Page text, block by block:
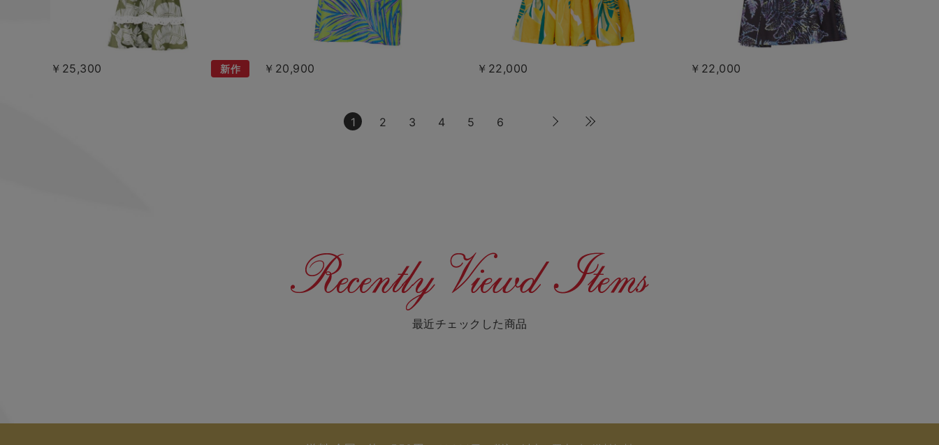
￥25,300 新作 ￥20,900 ￥22,000 ￥22,000
1 2 3 4 5 6
最近チェックした商品